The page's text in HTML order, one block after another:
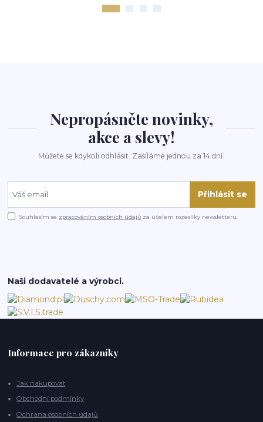
Nepropásněte novinky,
akce a slevy!
Můžete se kdykoli odhlásit. Zasíláme jednou za 14 dní.
Přihlásit se
Souhlasím se zpracováním osobních údajů za účelem rozesílky newsletteru.
Naši dodavatelé a výrobci.
Informace pro zákazníky
Jak nakupovat
Obchodní podmínky
Ochrana osobních údajů